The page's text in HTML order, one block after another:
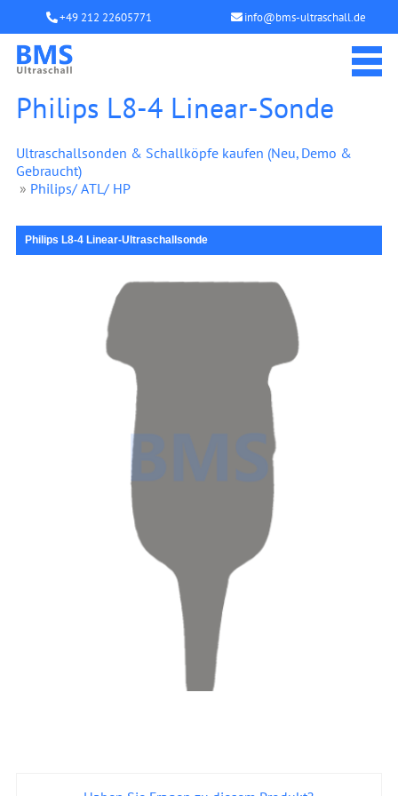
+49 212 22605771 info@bms-ultraschall.de
Philips L8-4 Linear-Sonde
Ultraschallsonden & Schallköpfe kaufen (Neu, Demo &
Gebraucht)
» Philips/ ATL/ HP
Philips L8-4 Linear-Ultraschallsonde